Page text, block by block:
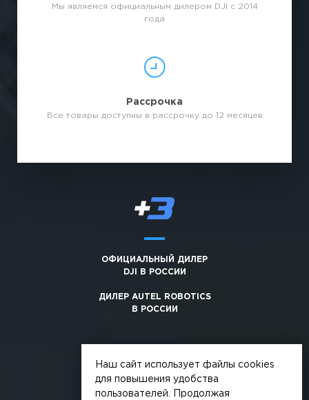
Мы являемся официальным дилером DJI с 2014
года
Рассрочка
Все товары доступны в рассрочку до 12 месяцев
ОФИЦИАЛЬНЫЙ ДИЛЕР
DJI В РОССИИ
ДИЛЕР AUTEL ROBOTICS
В РОССИИ
Наш сайт использует файлы cookies
для повышения удобства
пользователей. Продолжая